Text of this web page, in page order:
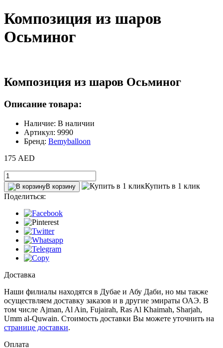
Композиция из шаров
Осьминог
Композиция из шаров Осьминог
Описание товара:
Наличие: В наличии
Артикул: 9990
Бренд: Bemyballoon
175 AED
В корзину
Купить в 1 клик
Поделиться:
Доставка
Наши филиалы находятся в Дубае и Абу Даби, но мы также
осуществляем доставку заказов и в другие эмираты ОАЭ. В
том числе Ajman, Al Ain‎, Fujairah, Ras Al Khaimah, Sharjah,
Umm al-Quwain. Стоимость доставки Вы можете уточнить на
странице доставки.
Оплата